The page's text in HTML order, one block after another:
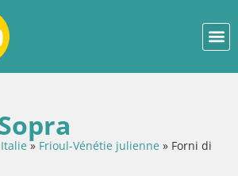
Italie » Frioul-Vénétie julienne » Forni di